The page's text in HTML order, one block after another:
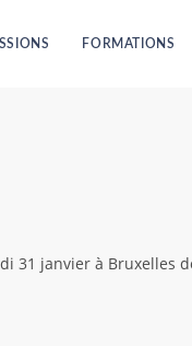
FORMATIONS
31 janvier à Bruxelles